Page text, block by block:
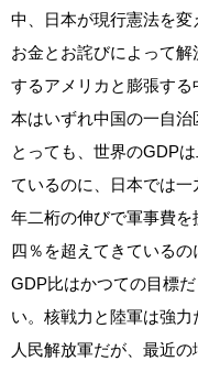
中、日本が現行憲法を
お金とお詫びによって
するアメリカと膨張す
本はいずれ中国の一自
とっても、世界のGDP
ているのに、日本では
年二桁の伸びで軍事費
四％を超えてきている
GDP比はかつての目標
い。核戦力と陸軍は強
人民解放軍だが、最近